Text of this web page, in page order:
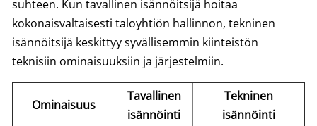
suhteen. Kun tavallinen isännöitsijä hoitaa
kokonaisvaltaisesti taloyhtiön hallinnon, tekninen
isännöitsijä keskittyy syvällisemmin kiinteistön
teknisiin ominaisuuksiin ja järjestelmiin.
Ominaisuus
Tavallinen
isännöinti
Tekninen
isännöinti